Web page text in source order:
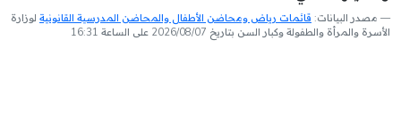
مصدر البيانات: قائمات رياض ومحاضن الأطفال والمحاضن المدرسية القانونية لوزارة
الأسرة والمرأة والطفولة وكبار السن بتاريخ 2026/08/07 على الساعة 16:31